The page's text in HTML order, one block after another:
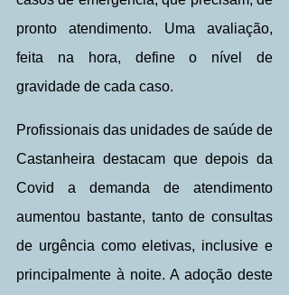
pronto atendimento. Uma avaliação,
feita na hora, define o nível de
gravidade de cada caso.
Profissionais das unidades de saúde de
Castanheira destacam que depois da
Covid a demanda de atendimento
aumentou bastante, tanto de consultas
de urgência como eletivas, inclusive e
principalmente à noite. A adoção deste